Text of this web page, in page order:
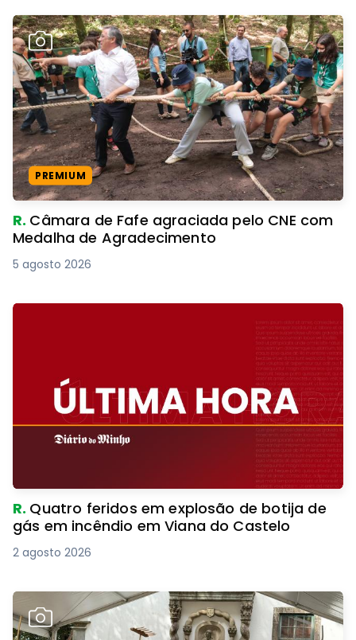
PREMIUM
R. Câmara de Fafe agraciada pelo CNE com
Medalha de Agradecimento
5 agosto 2026
R. Quatro feridos em explosão de botija de
gás em incêndio em Viana do Castelo
2 agosto 2026